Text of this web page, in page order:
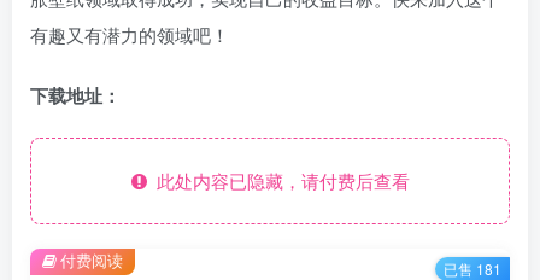
有趣又有潜力的领域吧！
下载地址：
此处内容已隐藏，请付费后查看
付费阅读 已售 181